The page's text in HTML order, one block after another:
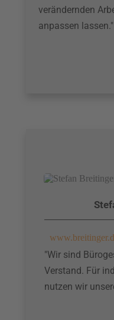
verändernden
anpassen lassen."
"Wir sind
Verstand. Für
nutzen wir